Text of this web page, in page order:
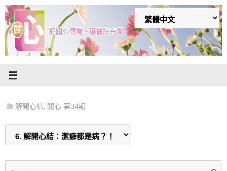
Skip
to
content
解開心結, 關心 第34期